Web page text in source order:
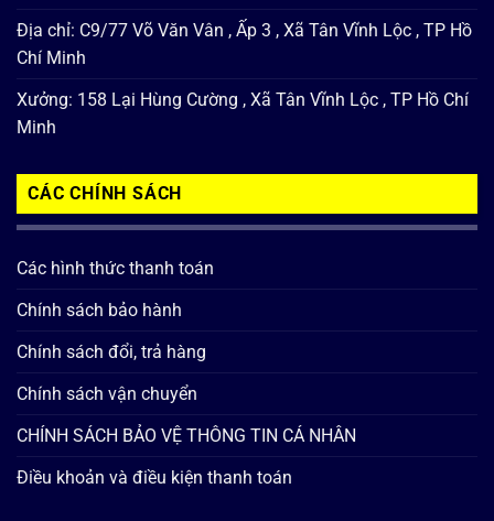
Địa chỉ: C9/77 Võ Văn Vân , Ấp 3 , Xã Tân Vĩnh Lộc , TP Hồ
Chí Minh
Xưởng: 158 Lại Hùng Cường , Xã Tân Vĩnh Lộc , TP Hồ Chí
Minh
CÁC CHÍNH SÁCH
Các hình thức thanh toán
Chính sách bảo hành
Chính sách đổi, trả hàng
Chính sách vận chuyển
CHÍNH SÁCH BẢO VỆ THÔNG TIN CÁ NHÂN
Điều khoản và điều kiện thanh toán